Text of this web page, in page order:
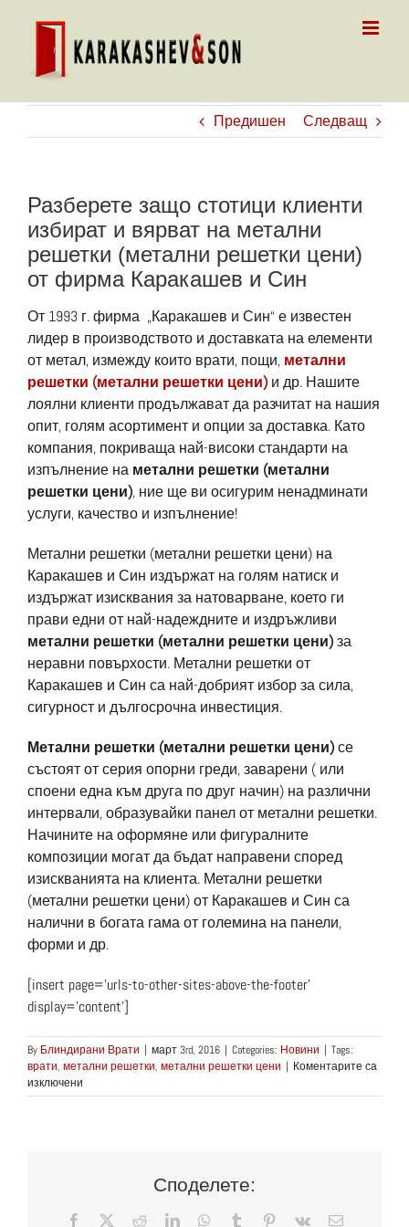
Предишен Следващ
Разберете защо стотици клиенти
избират и вярват на метални
решетки (метални решетки цени)
от фирма Каракашев и Син
От 1993 г. фирма „Каракашев и Син“ е известен
лидер в производството и доставката на елементи
от метал, измежду които врати, пощи, метални
решетки (метални решетки цени) и др. Нашите
лоялни клиенти продължават да разчитат на нашия
опит, голям асортимент и опции за доставка. Като
компания, покриваща най-високи стандарти на
изпълнение на метални решетки (метални
решетки цени), ние ще ви осигурим ненадминати
услуги, качество и изпълнение!
Метални решетки (метални решетки цени) на
Каракашев и Син издържат на голям натиск и
издържат изисквания за натоварване, което ги
прави едни от най-надеждните и издръжливи
метални решетки (метални решетки цени)за
неравни повърхости. Метални решетки от
Каракашев и Син са най-добрият избор за сила,
сигурност и дългосрочна инвестиция.
Метални решетки (метални решетки цени)се
състоят от серия опорни греди, заварени ( или
споени една към друга по друг начин) на различни
интервали, образувайки панел от метални решетки.
Начините на оформяне или фигуралните
композиции могат да бъдат направени според
изискванията на клиента. Метални решетки
(метални решетки цени) от Каракашев и Син са
налични в богата гама от големина на панели,
форми и др.
[insert page=’urls-to-other-sites-above-the-footer’
display=’content’]
By Блиндирани Врати | март 3rd, 2016 | Categories: Новини | Tags:
врати, метални решетки, метални решетки цени | Коментарите са
изключени
Разберете
Споделете:
Facebook RedditLinkedInWhatsApp
Tumblr Pinterest
Vk